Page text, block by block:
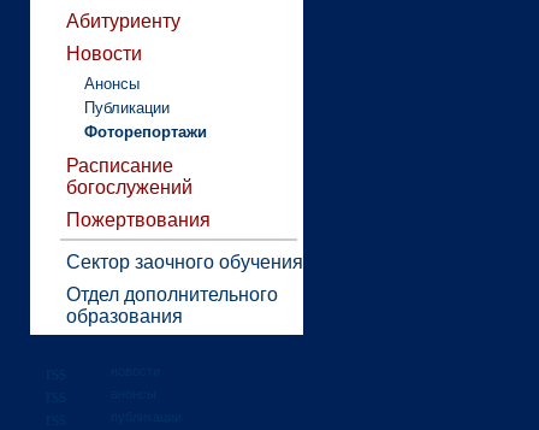
Абитуриенту
Новости
Анонсы
Публикации
Фоторепортажи
Расписание
богослужений
Пожертвования
Сектор заочного обучения
Отдел дополнительного
образования